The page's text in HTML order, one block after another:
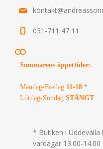
031-711 47 11
Sommarens öppettider:
Måndag-Fredag 11-18 *
Lördag-Söndag STÄNGT
* Butiken i Uddevalla
vardagar 13.00-14.00